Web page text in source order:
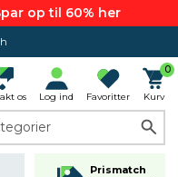
op til 60% her
os Log ind Favoritter
0
Kurv
Prismatch